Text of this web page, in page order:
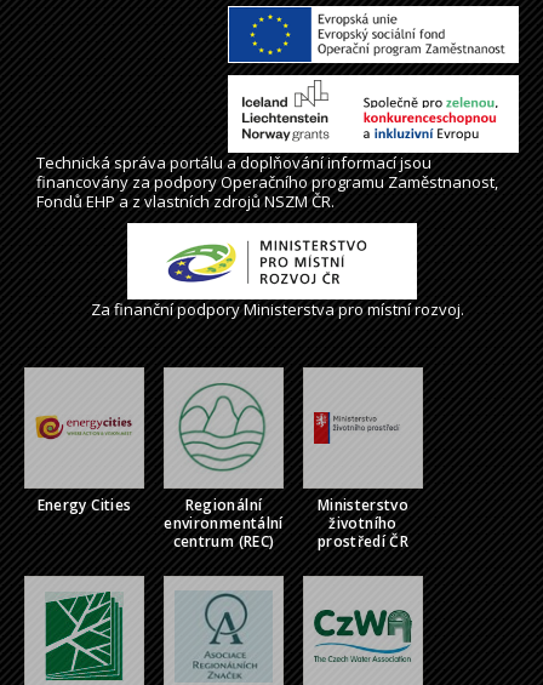
Technická správaportálua doplňování informací jsou
financovány za podpory Operačního programu Zaměstnanost,
Fondů EHP a z vlastních zdrojů NSZM ČR.
Za finanční podpory Ministerstva pro místní rozvoj.
Energy Cities
Regionální
environmentální
centrum (REC)
Ministerstvo
životního
prostředí ČR